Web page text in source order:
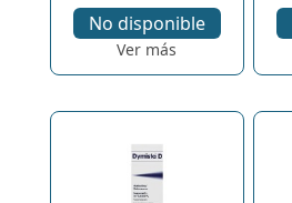
No disponible
Ver más